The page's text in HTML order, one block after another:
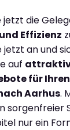
jetzt die
Effizienz
jetzt an und
auf
für
Aarhus.
sorgenfreier
nur ein